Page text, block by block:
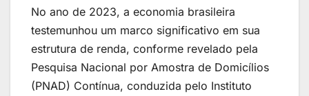
No ano de 2023, a economia brasileira
testemunhou um marco significativo em sua
estrutura de renda, conforme revelado pela
Pesquisa Nacional por Amostra de Domicílios
(PNAD) Contínua, conduzida pelo Instituto